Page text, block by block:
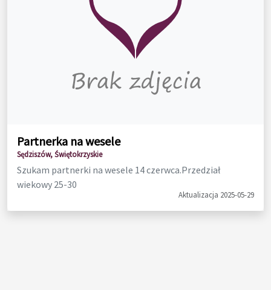
Partnerka na wesele
Sędziszów, Świętokrzyskie
Szukam partnerki na wesele 14 czerwca.Przedział
wiekowy 25-30
Aktualizacja 2025-05-29